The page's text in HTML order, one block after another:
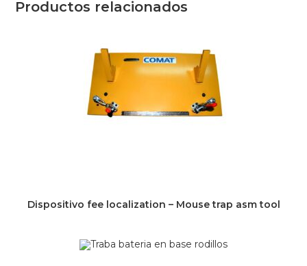
Productos relacionados
Dispositivo fee localization – Mouse trap asm tool